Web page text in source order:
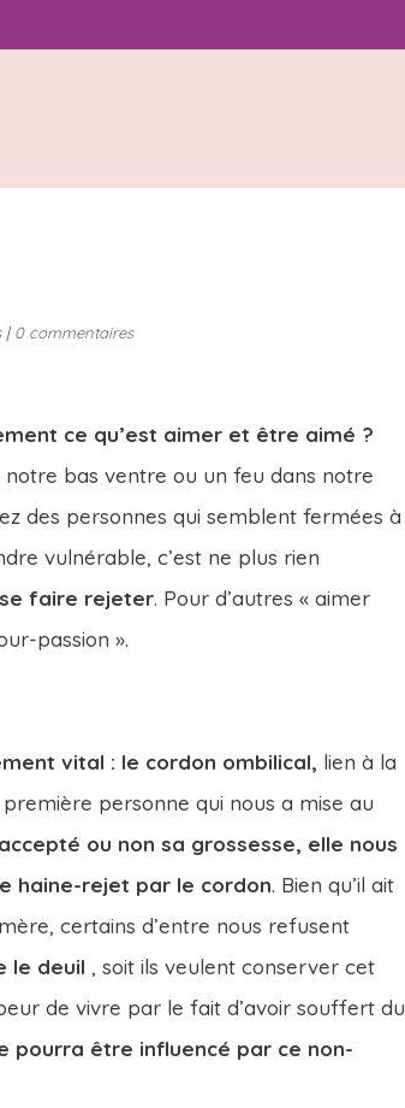
| 0 commentaires
ce qu’est aimer et être aimé ?
notre bas ventre ou un feu dans notre
des personnes qui semblent fermées à
vulnérable, c’est ne plus rien
faire rejeter. Pour d’autres « aimer
passion ».
vital : le cordon ombilical, lien à la
personne qui nous a mise au
ou non sa grossesse, elle nous
haine-rejet par le cordon. Bien qu’il ait
certains d’entre nous refusent
le deuil , soit ils veulent conserver cet
de vivre par le fait d’avoir souffert du
pourra être influencé par ce non-